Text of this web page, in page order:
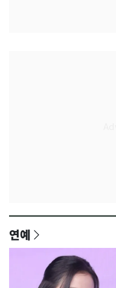
연예